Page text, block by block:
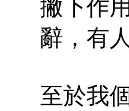
撇下作
辭，有
至於我